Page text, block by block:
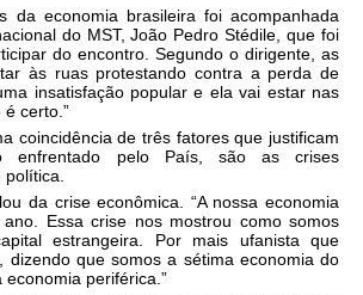
da economia brasileira foi acompanhada
do MST, João Pedro Stédile, que foi
do encontro. Segundo o dirigente, as
às ruas protestando contra a perda de
insatisfação popular e ela vai estar nas
certo.”
coincidência de três fatores que justificam
enfrentado pelo País, são as crises
política.
da crise econômica. “A nossa economia
Essa crise nos mostrou como somos
estrangeira. Por mais ufanista que
dizendo que somos a sétima economia do
periférica.”